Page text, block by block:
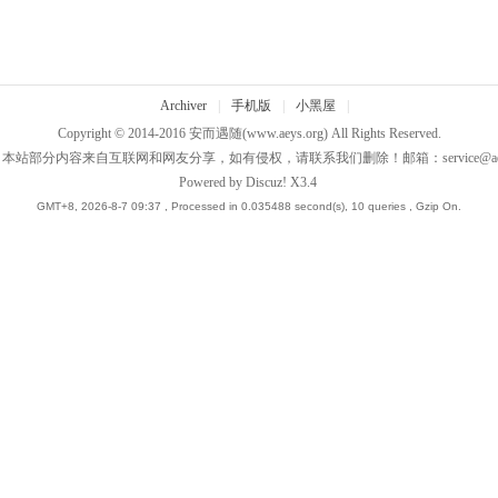
Archiver 手机版 小黑屋
Copyright © 2014-2016 安而遇随(www.aeys.org) All Rights Reserved.
站部分内容来自互联网和网友分享，如有侵权，请联系我们删除！邮箱：
Powered by Discuz! X3.4
GMT+8, 2026-8-7 09:37 , Processed in 0.035488 second(s), 10 queries , Gzip On.